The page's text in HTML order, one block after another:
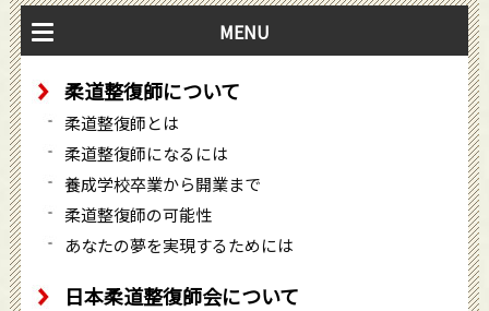
MENU
柔道整復師について
柔道整復師とは
柔道整復師になるには
養成学校卒業から開業まで
柔道整復師の可能性
あなたの夢を実現するためには
日本柔道整復師会について